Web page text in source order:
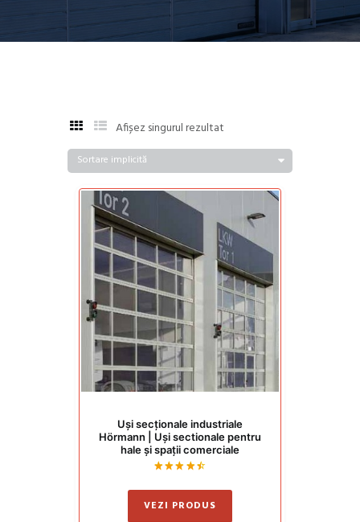
Afișez singurul rezultat
Uși secționale industriale
Hörmann | Uși sectionale pentru
hale și spații comerciale
la
4.50
din 5
VEZI PRODUS